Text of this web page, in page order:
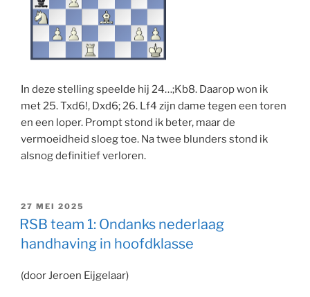
In deze stelling speelde hij 24…;Kb8. Daarop won ik
met 25. Txd6!, Dxd6; 26. Lf4 zijn dame tegen een toren
en een loper. Prompt stond ik beter, maar de
vermoeidheid sloeg toe. Na twee blunders stond ik
alsnog definitief verloren.
GEPLAATST
OP
27 MEI 2025
RSB team 1: Ondanks nederlaag
handhaving in hoofdklasse
(door Jeroen Eijgelaar)